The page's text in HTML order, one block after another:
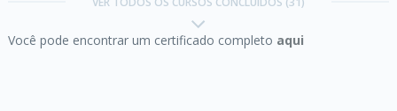
Você pode encontrar um certificado completo aqui